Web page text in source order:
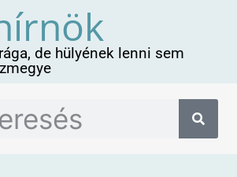
de hülyének lenni sem